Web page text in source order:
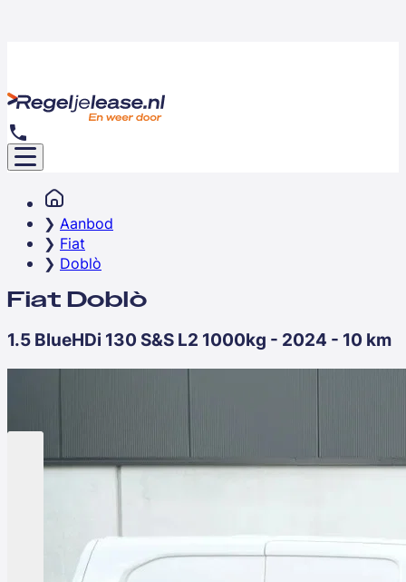
Aanbod
Fiat
Doblò
Fiat Doblò
1.5 BlueHDi 130 S&S L2 1000kg - 2024 - 10 km